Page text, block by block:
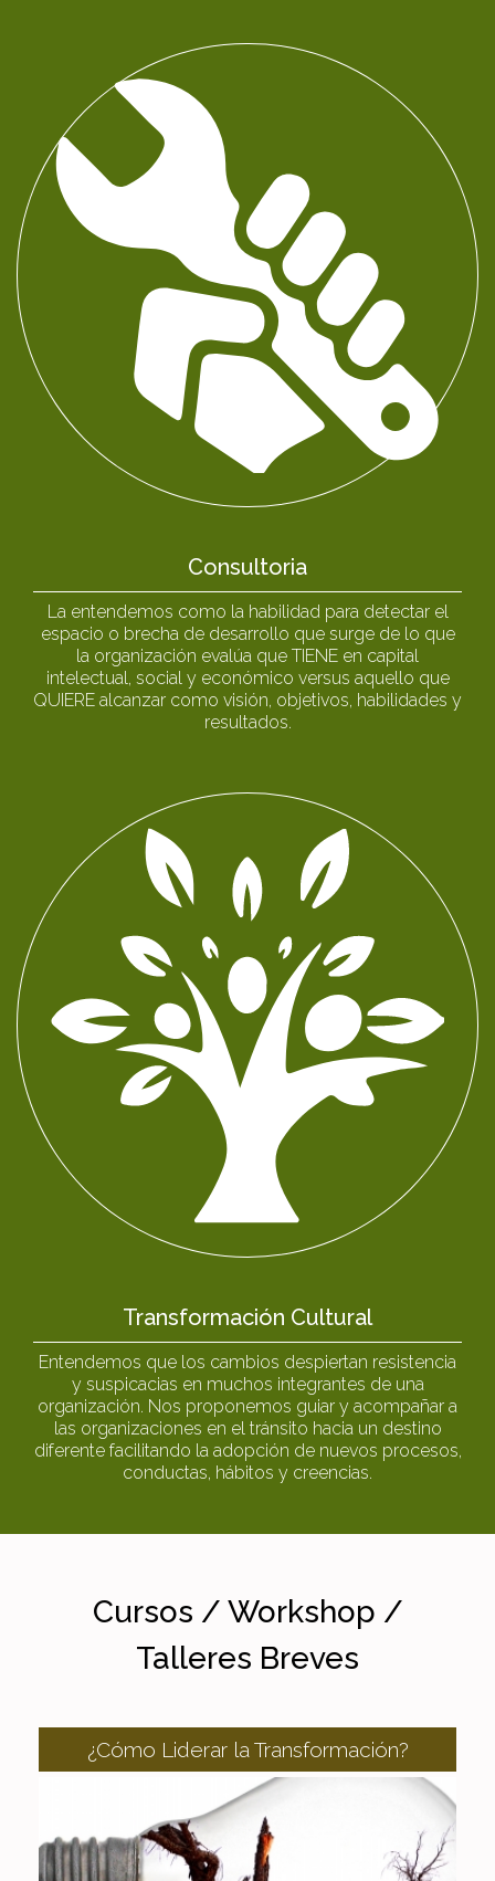
Consultoria
La entendemos como la habilidad para detectar el
espacio o brecha de desarrollo que surge de lo que
la organización evalúa que TIENE en capital
intelectual, social y económico versus aquello que
QUIERE alcanzar como visión, objetivos, habilidades y
resultados.
Transformación Cultural
Entendemos que los cambios despiertan resistencia
y suspicacias en muchos integrantes de una
organización. Nos proponemos guiar y acompañar a
las organizaciones en el tránsito hacia un destino
diferente facilitando la adopción de nuevos procesos,
conductas, hábitos y creencias.
Cursos / Workshop /
Talleres Breves
¿Cómo Liderar la Transformación?